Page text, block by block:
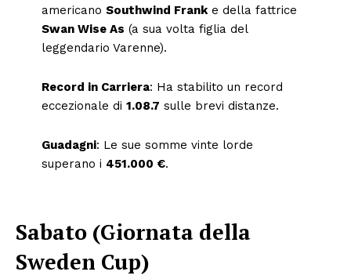
americano Southwind Franke della fattrice
Swan Wise As (a sua volta figlia del
leggendario Varenne).
Record in Carriera: Ha stabilito un record
eccezionale di 1.08.7 sulle brevi distanze.
Guadagni: Le sue somme vinte lorde
superano i 451.000 €.
Sabato (Giornata della
Sweden Cup)